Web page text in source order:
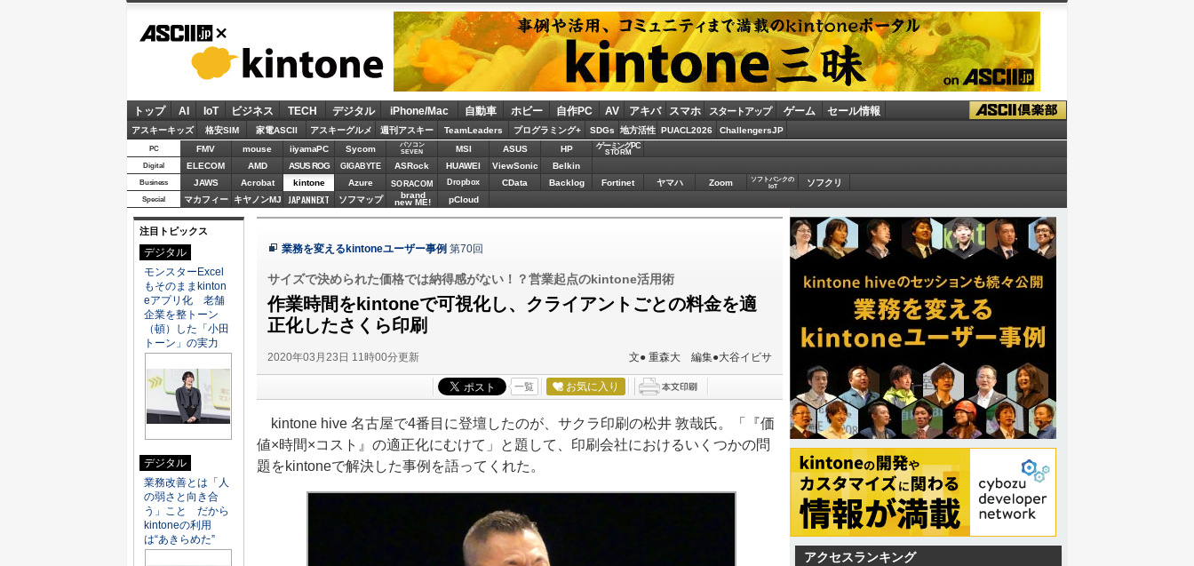
ASCII.jp
kintone
トップ AI IoT ビジネス TECH デジタル iPhone/Mac 自動車 ホビー 自作PC AV アキバ スマホ スタートアップ ゲーム セール情報
アスキーキッズ 格安SIM 家電ASCII アスキーグルメ 週刊アスキー TeamLeaders プログラミング+ SDGs 地方活性 PUACL2026 ChallengersJP
PC FMV mouse iiyamaPC Sycom
パソコン
SEVEN
MSI ASUS HP ゲーミングPC
STORM
Digital ELECOM AMD ASUS ROG GIGABYTE ASRock HUAWEI ViewSonic Belkin
Business JAWS Acrobat kintone Azure SORACOM Dropbox CData Backlog Fortinet ヤマハ Zoom
ソフトバンクの
IoT
ソフクリ
Special マカフィー キヤノンMJ JAPANNEXT ソフマップ brand
new ME! pCloud
業務を変えるkintoneユーザー事例 第70回
サイズで決められた価格では納得感がない！？営業起点のkintone活用術
作業時間をkintoneで可視化し、クライアントごとの料金を適
正化したさくら印刷
2020年03月23日 11時00分更新 文● 重森大 編集●大谷イビサ
一覧 お気に入り
kintone hive 名古屋で4番目に登壇したのが、サクラ印刷の松井 敦哉氏。「『価
値×時間×コスト』の適正化にむけて」と題して、印刷会社におけるいくつかの問
題をkintoneで解決した事例を語ってくれた。
注目トピックス
デジタル
モンスターExcel
もそのままkinton
eアプリ化 老舗
企業を整トーン
（頓）した「小田
トーン」の実力
デジタル
業務改善とは「人
の弱さと向き合
う」こと だから
kintoneの利用
は“あきらめた”
アクセスランキング